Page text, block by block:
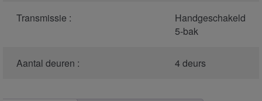
Transmissie :
Handgeschakeld
5-bak
Aantal deuren : 4 deurs